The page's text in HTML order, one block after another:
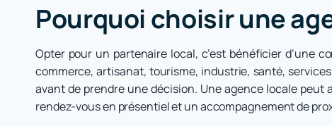
Pourquoi choisir une
Opter pour un partenaire local, c’est bénéficier d’une
commerce, artisanat, tourisme, industrie, santé,
avant de prendre une décision. Une agence locale
rendez-vous en présentiel et un accompagnement de